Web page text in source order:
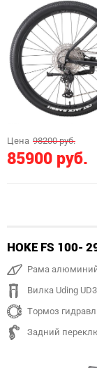
Цена 98200 руб.
85900 руб.
HOKE FS 100-
Рама алюминий
Задний